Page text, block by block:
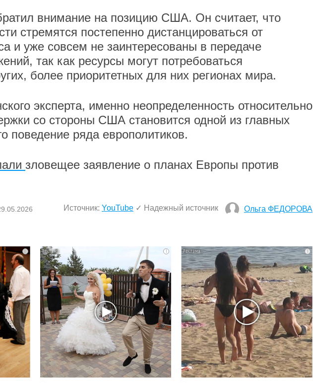
внимание на позицию США. Он считает, что
стремятся постепенно дистанцироваться от
и уже совсем не заинтересованы в передаче
так как ресурсы могут потребоваться
более приоритетных для них регионах мира.
эксперта, именно неопределенность относительно
со стороны США становится одной из главных
поведение ряда европолитиков.
зловещее заявление о планах Европы против
Источник: YouTube ✓ Надежный источник Ольга ФЕДОРОВА
i i i